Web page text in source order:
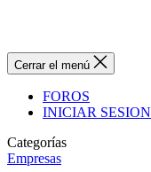
Cerrar el menú
FOROS
INICIAR SESION
Categorías
Empresas